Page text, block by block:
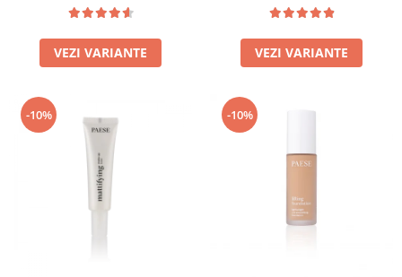
VEZI VARIANTE VEZI VARIANTE
-10% -10%